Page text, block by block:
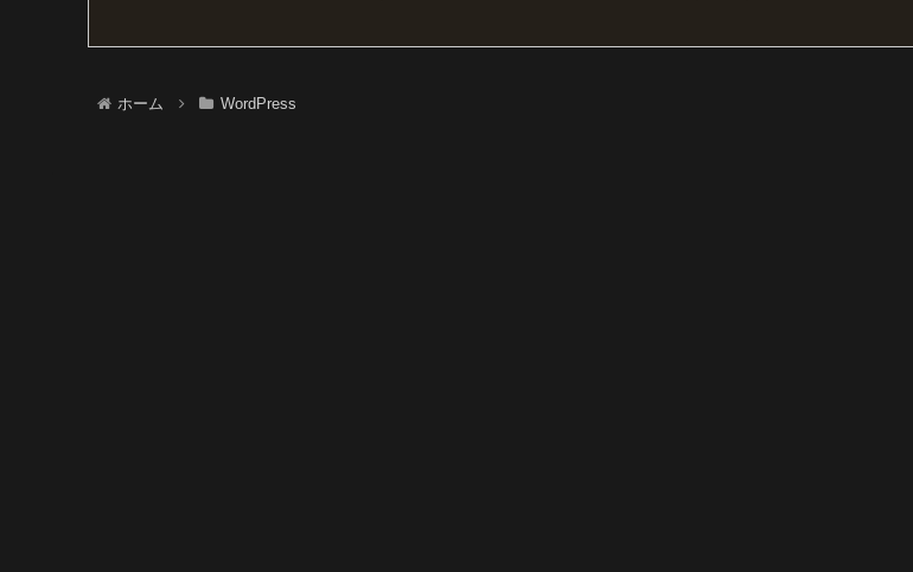
ホーム WordPress